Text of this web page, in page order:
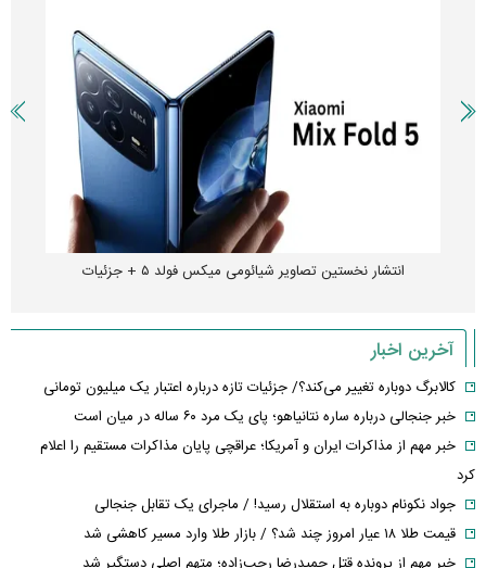
انتشار نخستین تصاویر شیائومی میکس فولد ۵ + جزئیات
آخرین اخبار
کالابرگ دوباره تغییر می‌کند؟/ جزئیات تازه درباره اعتبار یک میلیون تومانی
خبر جنجالی درباره ساره نتانیاهو؛ پای یک مرد ۶۰ ساله در میان است
خبر مهم از مذاکرات ایران و آمریکا؛ عراقچی پایان مذاکرات مستقیم را اعلام
کرد
جواد نکونام دوباره به استقلال رسید! / ماجرای یک تقابل جنجالی
قیمت طلا ۱۸ عیار امروز چند شد؟ / بازار طلا وارد مسیر کاهشی شد